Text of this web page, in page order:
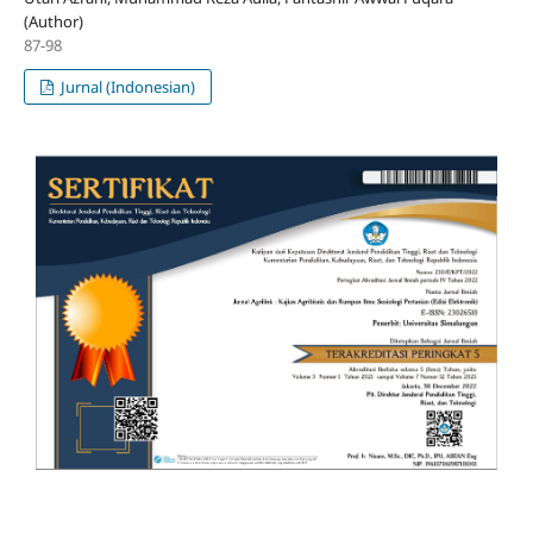
(Author)
87-98
Jurnal (Indonesian)